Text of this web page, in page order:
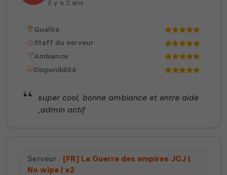
il y a 2 ans
Qualité
Staff du serveur
Ambiance
Disponibilité
super cool, bonne ambiance et entre aide
,admin actif
Serveur : [FR] La Guerre des empires JCJ |
No wipe | x2